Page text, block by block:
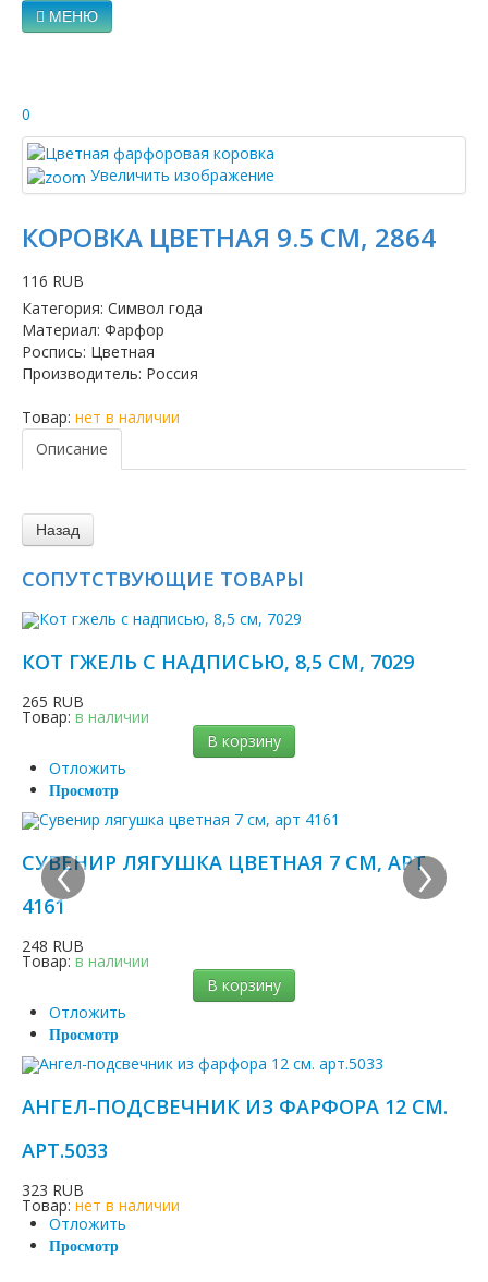
МЕНЮ
0
Увеличить изображение
КОРОВКА ЦВЕТНАЯ 9.5 СМ, 2864
116 RUB
Категория: Символ года
Материал: Фарфор
Роспись: Цветная
Производитель: Россия
Товар: нет в наличии
Описание
СОПУТСТВУЮЩИЕ ТОВАРЫ
КОТ ГЖЕЛЬ С НАДПИСЬЮ, 8,5 СМ, 7029
265 RUB
Товар: в наличии
В корзину
Отложить
Просмотр
СУВЕНИР ЛЯГУШКА ЦВЕТНАЯ 7 СМ, АРТ
4161
248 RUB
Товар: в наличии
В корзину
Отложить
Просмотр
АНГЕЛ-ПОДСВЕЧНИК ИЗ ФАРФОРА 12 СМ.
АРТ.5033
323 RUB
Товар: нет в наличии
Отложить
Просмотр
‹ ›